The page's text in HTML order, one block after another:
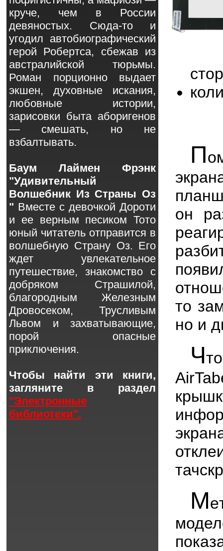
П
он
то
но и
Ч
М
круче, чем в России
девяностых. Сюда-то и
угодил автобиографический
герой Робертса, сбежав из
австралийской тюрьмы.
Роман порционно выдает
экшен, духовные искания,
любовные истории,
зарисовки быта аборигенов
— смешать, но не
взбалтывать.
Баум Лаймен Фрэнк
"Удивительный
Волшебник Из Страны Оз
" Вместе с девочкой Дороти
и ее верным песиком Тото
юный читатель отправится в
волшебную Страну Оз. Его
ждет увлекательное
путешествие, знакомство с
добряком Страшилой,
благородным Железным
Дровосеком, Трусливым
Львом и захватывающие,
порой опасные
приключения.
Чтобы найти эти книги,
загляните в раздел
"Электронные
библиотеки".